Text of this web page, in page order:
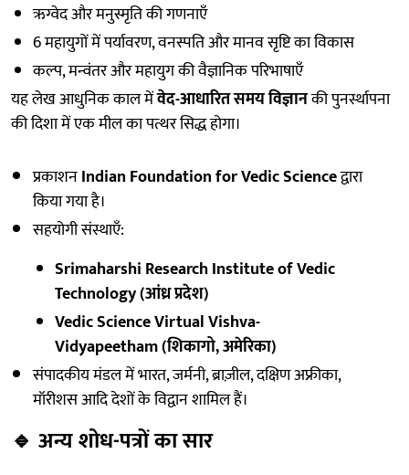
ऋग्वेद और मनुस्मृति की गणनाएँ
6 महायुगों में पर्यावरण, वनस्पति और मानव सृष्टि का विकास
कल्प, मन्वंतर और महायुग की वैज्ञानिक परिभाषाएँ
यह लेख आधुनिक काल मेंवेद-आधारित समय विज्ञानकी पुनर्स्थापना
की दिशा में एक मील का पत्थर सिद्ध होगा।
प्रकाशनIndian Foundation for Vedic Scienceद्वारा
किया गया है।
सहयोगी संस्थाएँ:
Srimaharshi Research Institute of Vedic
Technology (आंध्र प्रदेश)
Vedic Science Virtual Vishva-
Vidyapeetham (शिकागो, अमेरिका)
संपादकीय मंडल में भारत, जर्मनी, ब्राज़ील, दक्षिण अफ्रीका,
मॉरीशस आदि देशों के विद्वान शामिल हैं।
🔹 अन्य शोध-पत्रों का सार